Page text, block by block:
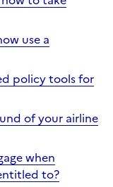
use a
policy tools for
of your airline
when
to?